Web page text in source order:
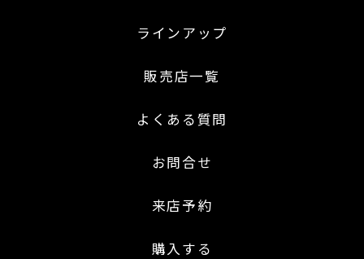
ラインアップ
販売店一覧
よくある質問
お問合せ
来店予約
購入する